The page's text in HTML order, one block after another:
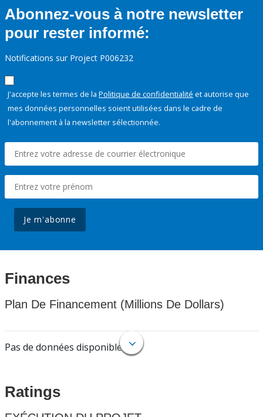
Abonnez-vous à notre newsletter
pour rester informé:
Notifications sur Project P006232
J'accepte les termes de la Politique de confidentialité et autorise que
mes données personnelles soient utilisées dans le cadre de
l'abonnement à la newsletter sélectionnée.
Je m'abonne
Finances
Plan De Financement (Millions De Dollars)
Pas de données disponibles.
Ratings